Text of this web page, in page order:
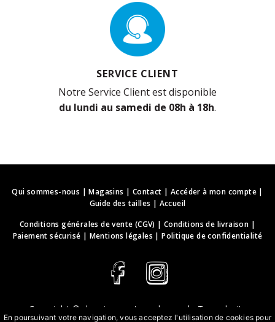
SERVICE CLIENT
Notre Service Client est disponible
du lundi au samedi de 08h à 18h.
Qui sommes-nous |Magasins | Contact | Accéder à mon compte|
Guide des tailles | Accueil
Conditions générales de vente (CGV) |Conditions de livraison |
Paiement sécurisé | Mentions légales |Politique de confidentialité
Copyright © deguisements-cadeaux.ch
. Tous droits
En poursuivant votre navigation, vous acceptez l'utilisation de cookies pour